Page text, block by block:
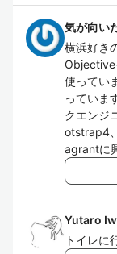
気が向い
横浜好き
使ってい
っていま
クエンジ
otstrap4
agrantに
Yutaro
トイレに